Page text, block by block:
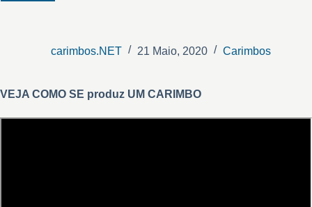
carimbos.NET 21 Maio, 2020 Carimbos
VEJA COMO SE produz UM CARIMBO